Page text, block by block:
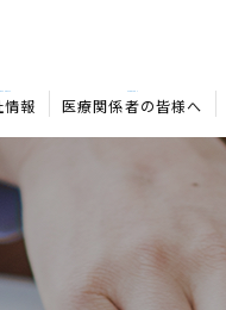
情報 医療関係者の皆様へ